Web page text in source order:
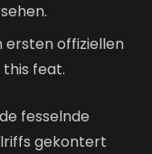
ersten offiziellen
feat.
fesselnde
gekontert